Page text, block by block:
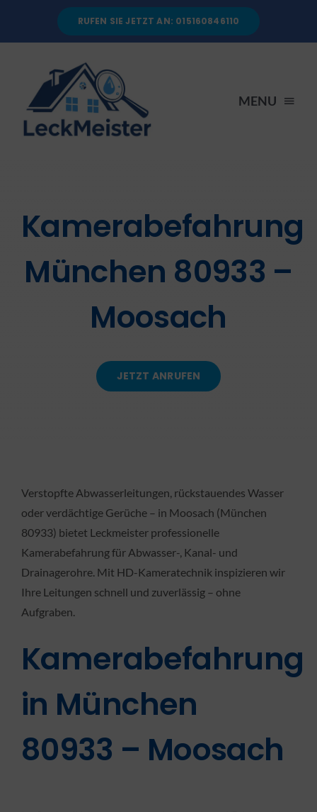
RUFEN SIE JETZT AN: 015160846110
MENU
Kamerabefahrung
München 80933 –
Moosach
JETZT ANRUFEN
Verstopfte Abwasserleitungen, rückstauendes Wasser
oder verdächtige Gerüche – in Moosach (München
80933) bietet Leckmeister professionelle
Kamerabefahrung für Abwasser-, Kanal- und
Drainagerohre. Mit HD-Kameratechnik inspizieren wir
Ihre Leitungen schnell und zuverlässig – ohne
Aufgraben.
Kamerabefahrung
in München
80933 – Moosach